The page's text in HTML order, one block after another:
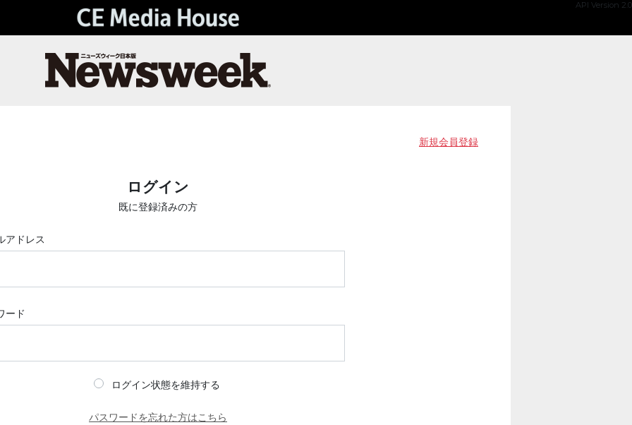
API Version 2.0
新規会員登録
ログイン
既に登録済みの方
アドレス
ード
ログイン状態を維持する
パスワードを忘れた方はこちら